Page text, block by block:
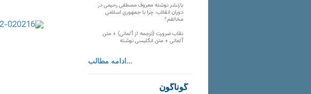
بازنشر نوشته معروف مصطفی رحیمی در
دوران انقلاب: چرا با جمهوری اسلامی
مخالفم؟
نقاب ضرورت (ترجمه از آلمانی) + متن
آلمانی + متن انگلیسی نوشته
ادامه مطالب...
گوناگون